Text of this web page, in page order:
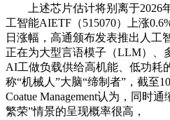
上述芯片估计将别离于2026年
工智能AIETF（515070）上涨
日涨幅，高通颁布发表推出人工
正在为大型言语模子（LLM）、
AI工做负载供给高机能、低功耗
称“机械人”大脑“缔制者”，截至
Coatue Management认为，同时
繁荣”情景的呈现概率很高，